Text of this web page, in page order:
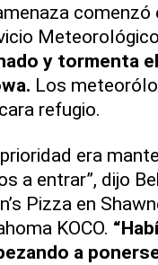
y tormenta
Los
refugio.
era
a entrar”, dijo
Pizza en
KOCO.
a